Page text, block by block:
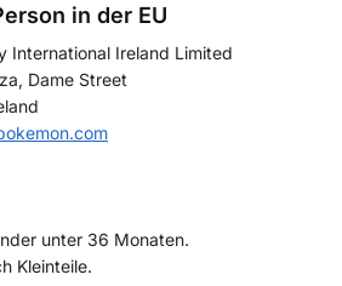
in der EU
International Ireland Limited
Dame Street
unter 36 Monaten.
Kleinteile.